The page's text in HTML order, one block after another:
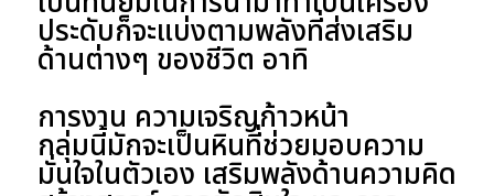
ประดับก็จะแบ่งตามพลังที่ส่งเสริม
ด้านต่างๆ ของชีวิต อาทิ
การงาน ความเจริญก้าวหน้า
กลุ่มนี้มักจะเป็นหินที่ช่วยมอบความ
มั่นใจในตัวเอง เสริมพลังด้านความคิด